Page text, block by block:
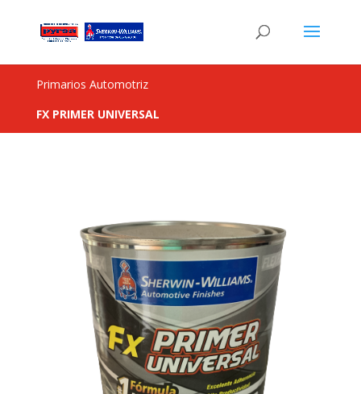
Primarios Automotriz
FX PRIMER UNIVERSAL